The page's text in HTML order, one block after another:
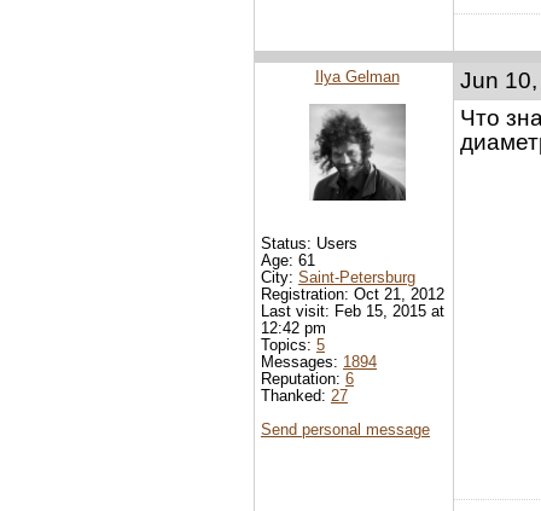
Jun
Что
Ilya Gelman
Status: Users
Age: 61
City: Saint-Petersburg
Registration: Oct 21, 2012
Last visit: Feb 15, 2015 at
12:42 pm
Topics: 5
Messages: 1894
Reputation: 6
Thanked: 27
Send personal message